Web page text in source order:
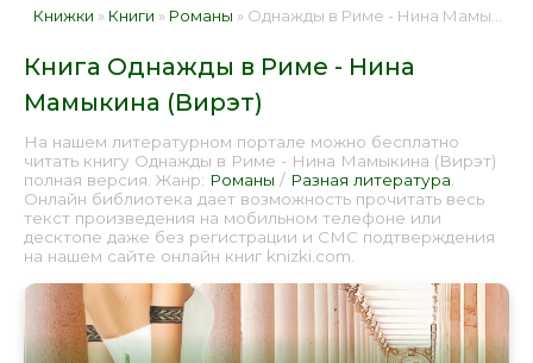
Книжки » Книги » Романы » Однажды в Риме - Нина Мамыкина (Вирэт) 📕 - Книга онлайн бесплатно
Книга Однажды в Риме - Нина
Мамыкина (Вирэт)
На нашем литературном портале можно бесплатно
читать книгу Однажды в Риме - Нина Мамыкина (Вирэт)
полная версия. Жанр: Романы / Разная литература
Онлайн библиотека дает возможность прочитать весь
текст произведения на мобильном телефоне или
десктопе даже без регистрации и СМС подтверждения
на нашем сайте онлайн книг knizki.com.